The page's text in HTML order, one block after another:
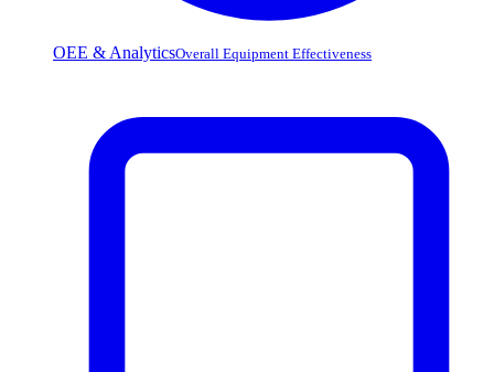
OEE & AnalyticsOverall Equipment Effectiveness